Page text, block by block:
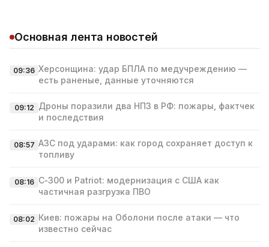
Основная лента новостей
09:36 Херсонщина: удар БПЛА по медучреждению —
есть раненые, данные уточняются
09:12 Дроны поразили два НПЗ в РФ: пожары, фактчек
и последствия
08:57 АЗС под ударами: как город сохраняет доступ к
топливу
08:16 С‑300 и Patriot: модернизация с США как
частичная разгрузка ПВО
08:02 Киев: пожары на Оболони после атаки — что
известно сейчас